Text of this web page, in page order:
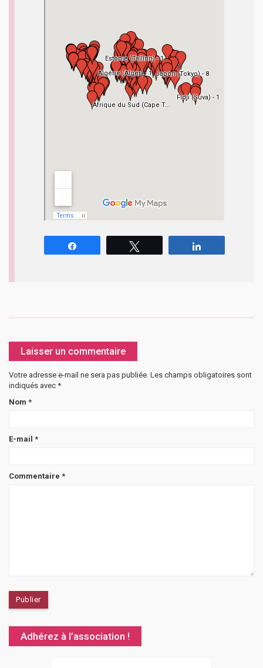
Laisser un commentaire
Votre adresse e-mail ne sera pas publiée. Les champs obligatoires sont
indiqués avec *
Nom *
E-mail *
Commentaire *
Adhérez à l’association !